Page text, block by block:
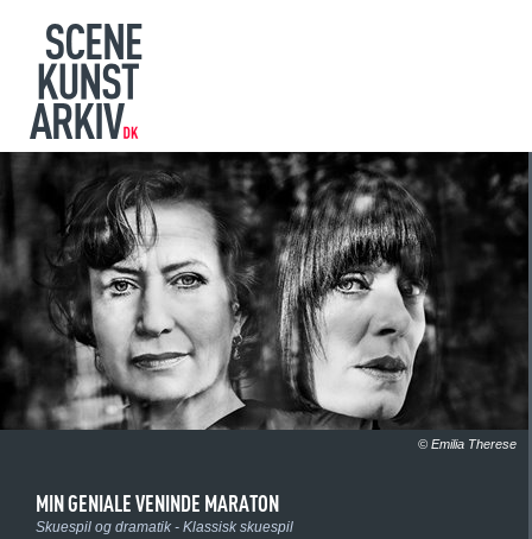
© Emilia Therese
MIN GENIALE VENINDE MARATON
Skuespil og dramatik - Klassisk skuespil